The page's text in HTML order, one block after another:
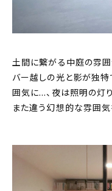
土間に繋がる中庭の雰囲
バー越しの光と影が独
囲気に…、夜は照明の灯
また違う幻想的な雰囲気